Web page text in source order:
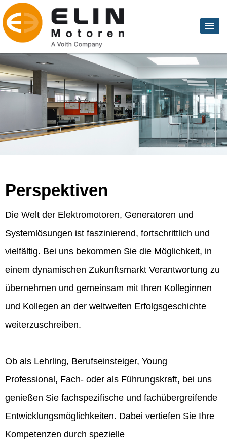
Perspektiven
Die Welt der Elektromotoren, Generatoren und
Systemlösungen ist faszinierend, fortschrittlich und
vielfältig. Bei uns bekommen Sie die Möglichkeit, in
einem dynamischen Zukunftsmarkt Verantwortung zu
übernehmen und gemeinsam mit Ihren Kolleginnen
und Kollegen an der weltweiten Erfolgsgeschichte
weiterzuschreiben.
Ob als Lehrling, Berufseinsteiger, Young
Professional, Fach- oder als Führungskraft, bei uns
genießen Sie fachspezifische und fachübergreifende
Entwicklungsmöglichkeiten. Dabei vertiefen Sie Ihre
Kompetenzen durch spezielle